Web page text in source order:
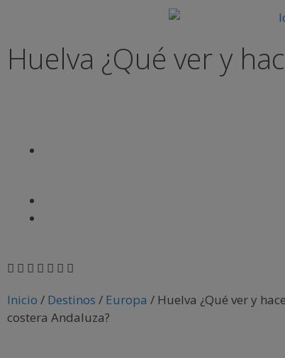
Huelva ¿Qué ver y
Inicio / Destinos / Europa / Huelva ¿Qué ver y
costera Andaluza?